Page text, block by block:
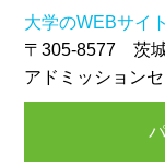
大学のWEBサイ
〒305-8577 茨
アドミッション